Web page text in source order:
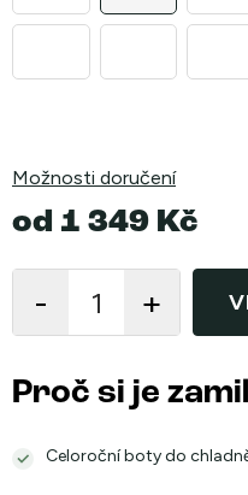
Možnosti doručení
od 1 349 Kč
cena:
Proč si je
Celoroční boty do